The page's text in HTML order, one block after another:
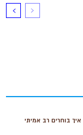
איך בוחרים רב אמיתי